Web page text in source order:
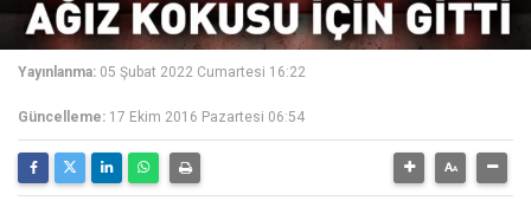
Yayınlanma: 05 Şubat 2022 Cumartesi 16:22
Güncelleme: 17 Ekim 2016 Pazartesi 06:54